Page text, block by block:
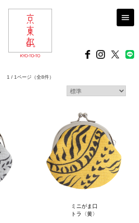
1 / 1ページ （全8件）
ミニがま口
トラ〈黄〉